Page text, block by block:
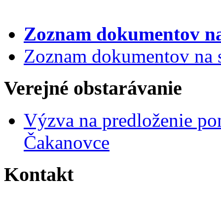
Zoznam dokumentov
Zoznam dokumentov
Verejné obstarávanie
Výzva na predloženie
Čakanovce
Kontakt